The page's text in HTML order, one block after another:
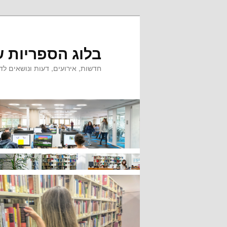
בלוג
חדשות, אירועים, דעות ונושאים